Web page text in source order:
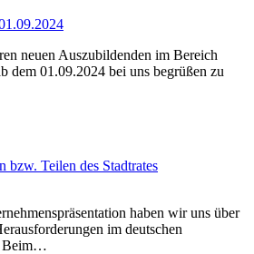
neuen Auszubildenden im Bereich
dem 01.09.2024 bei uns begrüßen zu
Teilen des Stadtrates
haben wir uns über
im deutschen
Beim…